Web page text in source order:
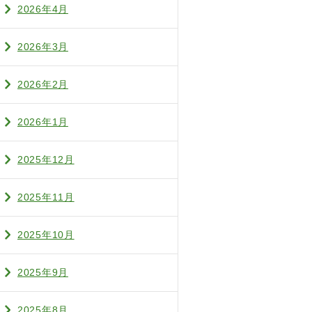
2026年4月
2026年3月
2026年2月
2026年1月
2025年12月
2025年11月
2025年10月
2025年9月